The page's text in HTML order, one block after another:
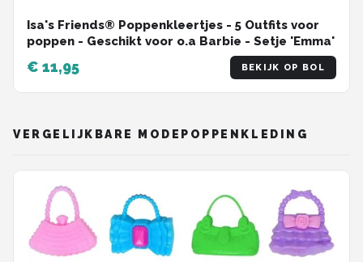
Isa's Friends® Poppenkleertjes - 5 Outfits voor
poppen - Geschikt voor o.a Barbie - Setje 'Emma'
€ 11,95 BEKIJK OP BOL
VERGELIJKBARE MODEPOPPENKLEDING